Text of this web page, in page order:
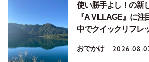
使い勝手よし！の新
『A VILLAGE』に
中でクイックリフレ
おでかけ